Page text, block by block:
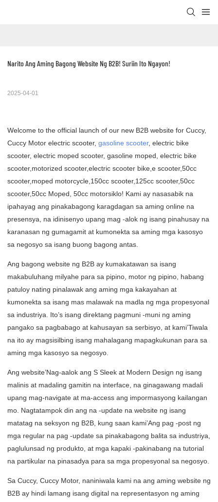
Narito Ang Aming Bagong Website Ng B2B! Suriin Ito Ngayon!
2025-04-01
Welcome to the official launch of our new B2B website for Cuccy,
Cuccy Motor electric scooter, gasoline scooter, electric bike
scooter, electric moped scooter, gasoline moped, electric bike
scooter,motorized scooter,electric scooter bike,e scooter,50cc
scooter,moped motorcycle,150cc scooter,125cc scooter,50cc
scooter,50cc Moped, 50cc motorsiklo! Kami ay nasasabik na
ipahayag ang pinakabagong karagdagan sa aming online na
presensya, na idinisenyo upang mag -alok ng isang pinahusay na
karanasan ng gumagamit at kumonekta sa aming mga kasosyo
sa negosyo sa isang buong bagong antas.
Ang bagong website ng B2B ay kumakatawan sa isang
makabuluhang milyahe para sa pipino, motor ng pipino, habang
patuloy nating pinalawak ang aming mga kakayahan at
kumonekta sa isang mas malawak na madla ng mga propesyonal
sa industriya. Ito’s isang direktang pagmuni -muni ng aming
pangako sa pagbabago at kahusayan sa serbisyo, at kami’Tiwala
na ito ay magsisilbing isang mahalagang mapagkukunan para sa
aming mga kasosyo sa negosyo.
Ang website’Nag-aalok ang S Sleek at Modern Design ng isang
malinis at madaling gamitin na interface, na ginagawang madali
upang mag-navigate at ma-access ang impormasyong kailangan
mo. Nagtatampok din ang na -update na website ng isang
matatag na seksyon ng B2B, kung saan kami’Ang pag -post ng
mga regular na pag -update sa pinakabagong balita sa industriya,
paglulunsad ng produkto, at mga kapaki -pakinabang na tutorial
na partikular na pinasadya para sa mga propesyonal sa negosyo.
Sa Cuccy, Cuccy Motor, naniniwala kami na ang aming website ng
B2B ay hindi lamang isang digital na representasyon ng aming